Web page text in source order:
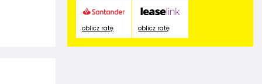
oblicz ratę oblicz ratę